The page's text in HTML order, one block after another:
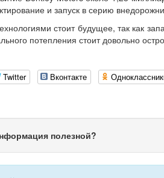
и запуск в серию
стоит будущее, так как
потепления стоит довольно
Twitter Вконтакте
полезной?